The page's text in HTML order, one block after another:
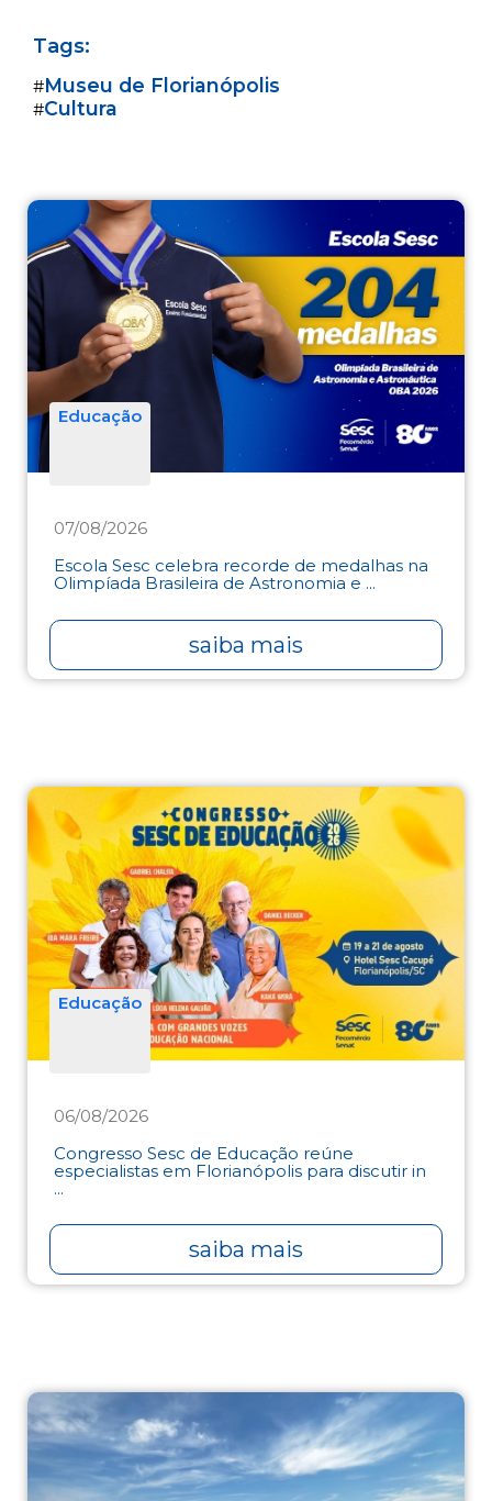
Tags:
#Museu de Florianópolis
#Cultura
Educação
07/08/2026
Escola Sesc celebra recorde de medalhas na
Olimpíada Brasileira de Astronomia e ...
saiba mais
Educação
06/08/2026
Congresso Sesc de Educação reúne
especialistas em Florianópolis para discutir in
...
saiba mais